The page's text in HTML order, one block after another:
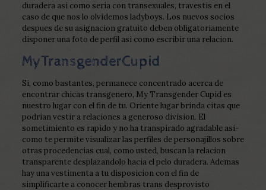
duradera asi­ como seria con transexuales, travestis en el
caso de que nos lo olvidemos ladyboys. Los nuevos socios
despues de su asignacion gratuito deben obligatoriamente
disponer una foto de perfil asi­ como escribir una relacion.
MyTransgenderCupid
Si, como bastantes, permanece concentrado acerca de
encontrar chicas transgenero, My Transgender Cupid es
nuestro lugar con el fin de tu. Oriente lugar brinda citas que
podrian vestir a relaciones a generoso division. El
sometimiento es rapido y no ha transpirado agradable asi­
como te permite visualizar las perfiles de personajillos sobre
otras procedencias cual, como usted, buscan la relacion
transparente desplazandolo hacia el pelo duradera. Ademas
hay una vestimenta a tu disposicion con el fin de
simplificarte a conocer hembras trans desprovisto